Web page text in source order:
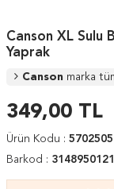
Canson XL
Yaprak
Canson marka
349,00 TL
Ürün Kodu : 5702505
Barkod :